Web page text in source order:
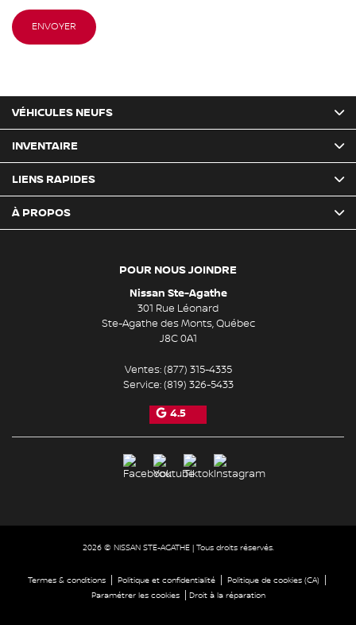
POUR NOUS JOINDRE
Nissan Ste-Agathe
301 Rue Léonard
Ste-Agathe des Monts,Québec
J8C 0A1
Ventes:(877) 315-4335
Service:(819) 326-5433
4.5
VÉHICULES NEUFS
INVENTAIRE
LIENS RAPIDES
À PROPOS
2026 © NISSAN STE-AGATHE| Tous droits réservés.
Termes & conditions| Politique et confidentialité| Politique de cookies (CA) |
Paramétrer les cookies| Droit à la réparation